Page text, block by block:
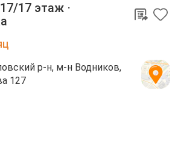
17/17 этаж ⋅
р-н, м-н Водников,
127